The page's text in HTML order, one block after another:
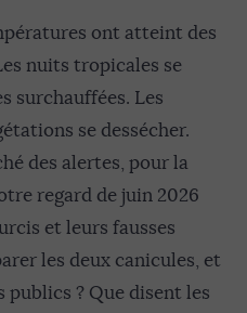
ont atteint des
nuits tropicales se
surchauffées. Les
se dessécher.
des alertes, pour la
regard de juin 2026
et leurs fausses
les deux canicules, et
publics ? Que disent les